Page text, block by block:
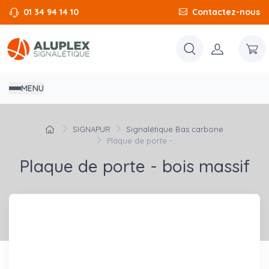
01 34 94 14 10 Contactez-nous
MENU
SIGNAPUR
Signalétique Bas carbone
Plaque de porte -...
Plaque de porte - bois massif